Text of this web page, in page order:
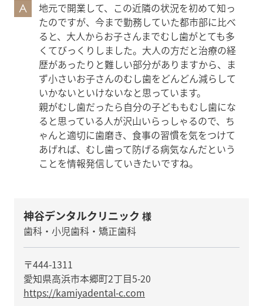
A
地元で開業して、この近隣の状況を初めて知っ
たのですが、今まで勤務していた都市部に比べ
ると、大人からお子さんまでむし歯がとても多
くてびっくりしました。大人の方だと治療の経
歴があったりと難しい部分がありますから、ま
ず小さいお子さんのむし歯をどんどん減らして
いかないといけないなと思っています。
親がむし歯だったら自分の子どももむし歯にな
ると思っている人が沢山いらっしゃるので、ち
ゃんと適切に歯磨き、食事の習慣を気をつけて
あげれば、むし歯って防げる病気なんだという
ことを情報発信していきたいですね。
神谷デンタルクリニック 様
歯科・小児歯科・矯正歯科
〒444-1311
愛知県高浜市本郷町2丁目5-20
https://kamiyadental-c.com